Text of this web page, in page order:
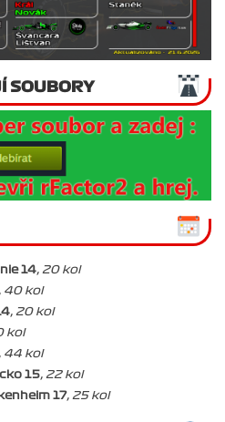
SOUBORY
14, 20 kol
40 kol
, 20 kol
kol
, 44 kol
15, 22 kol
17, 25 kol